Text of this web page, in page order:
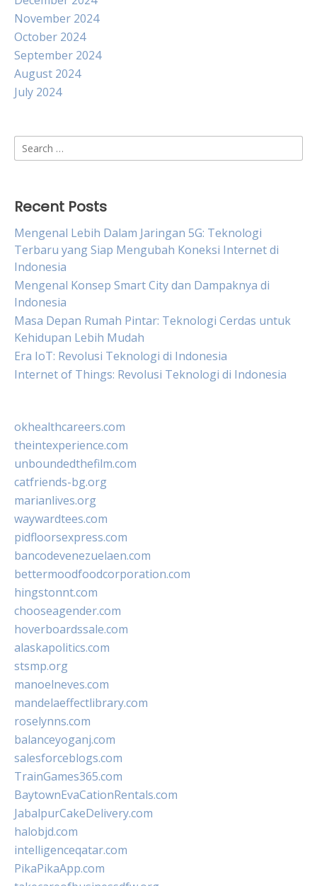
November 2024
October 2024
September 2024
August 2024
July 2024
Search
for:
Recent Posts
Mengenal Lebih Dalam Jaringan 5G: Teknologi
Terbaru yang Siap Mengubah Koneksi Internet di
Indonesia
Mengenal Konsep Smart City dan Dampaknya di
Indonesia
Masa Depan Rumah Pintar: Teknologi Cerdas untuk
Kehidupan Lebih Mudah
Era IoT: Revolusi Teknologi di Indonesia
Internet of Things: Revolusi Teknologi di Indonesia
okhealthcareers.com
theintexperience.com
unboundedthefilm.com
catfriends-bg.org
marianlives.org
waywardtees.com
pidfloorsexpress.com
bancodevenezuelaen.com
bettermoodfoodcorporation.com
hingstonnt.com
chooseagender.com
hoverboardssale.com
alaskapolitics.com
stsmp.org
manoelneves.com
mandelaeffectlibrary.com
roselynns.com
balanceyoganj.com
salesforceblogs.com
TrainGames365.com
BaytownEvaCationRentals.com
JabalpurCakeDelivery.com
halobjd.com
intelligenceqatar.com
PikaPikaApp.com